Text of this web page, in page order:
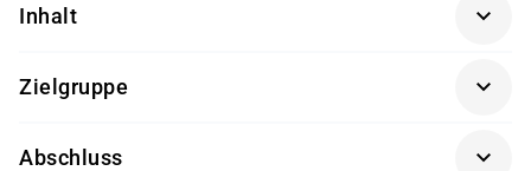
Inhalt
Fachrichtung Systemintegration gliedert sich nach der
Lernfeld 1: Das Unternehmen und die eigene Rolle im
Zielgruppe
Arbeitssuchende mit abgeschlossener Ausbildung, die
Abschluss